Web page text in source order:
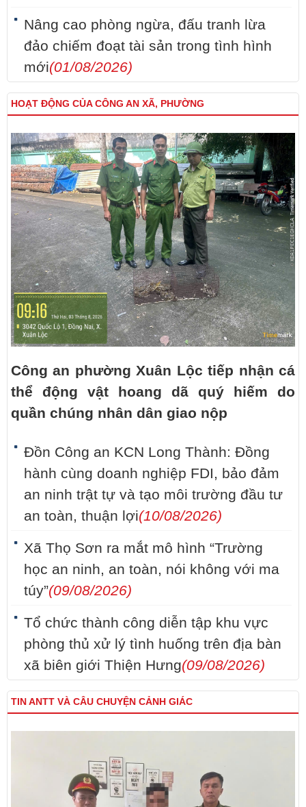
Nâng cao phòng ngừa, đấu tranh lừa
đảo chiếm đoạt tài sản trong tình hình
mới(01/08/2026)
HOẠT ĐỘNG CỦA CÔNG AN XÃ, PHƯỜNG
Công an phường Xuân Lộc tiếp nhận cá
thể động vật hoang dã quý hiếm do
quần chúng nhân dân giao nộp
Đồn Công an KCN Long Thành: Đồng
hành cùng doanh nghiệp FDI, bảo đảm
an ninh trật tự và tạo môi trường đầu tư
an toàn, thuận lợi(10/08/2026)
Xã Thọ Sơn ra mắt mô hình “Trường
học an ninh, an toàn, nói không với ma
túy”(09/08/2026)
Tổ chức thành công diễn tập khu vực
phòng thủ xử lý tình huống trên địa bàn
xã biên giới Thiện Hưng(09/08/2026)
TIN ANTT VÀ CÂU CHUYỆN CẢNH GIÁC